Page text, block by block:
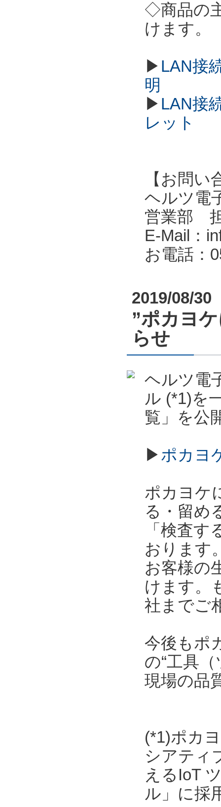
◇商品の
けます。
▶ LAN接
明
▶ LAN接
レット
【お問い
ヘルツ電
営業部
E-Mail：
お電話：
2019/08/30
”ポカヨ
らせ
ヘルツ電
ル (*1)を
覧」を公
▶ポカヨ
ポカヨケ
る・留め
「検査
おります
お客様の
けます。
社までご
今後もポ
の“工具
現場の品
(*1)ポカ
シアティ
えるIoT
ル」に採